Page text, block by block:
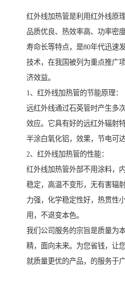
红外线加热管是利用红外线原
品质优良、热效率高、功率密
寿命长等特点，是80年代迅速
技术，在我国被列为重点推广
济效益。
1、红外线加热管的节能原理：
远红外线通过石英管时产生多
效应。它具有好的远红外辐射
半涂白氧化铝，效果，节电可达
2、红外线加热管的性能：
红外线加热管外部不用涂料，
稳定，高温不变形，无有害辐
力强，化学稳定性好，热贯性
用，不退变本色。
我们公司服务的宗旨是质量为
精，面向未来。为您省钱，让
就质量更优的产品，的服务于